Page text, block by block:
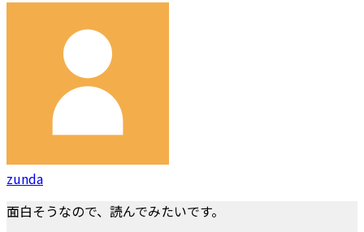
zunda
面白そうなので、読んでみたいです。